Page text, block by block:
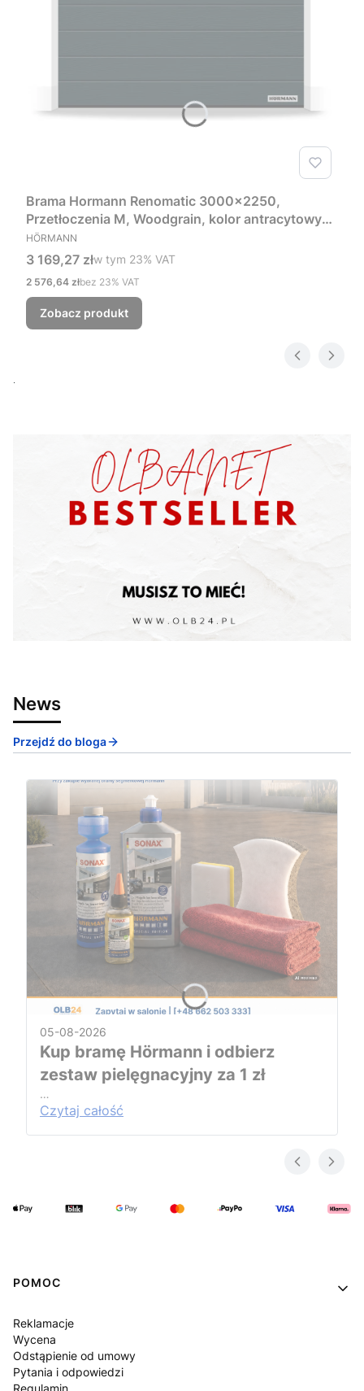
Brama Hormann Renomatic 3000x2250,
Przetłoczenia M, Woodgrain, kolor antracytowy
RAL 7016 + Prowadzenie Z
PRODUCENT
HÖRMANN
Cena brutto
3 169,27 złw tym %s VAT
w tym 23% VAT
Cena netto
2 576,64 złbez 23% VAT
Zobacz produkt
News
Przejdź do bloga
05-08-2026
Kup bramę Hörmann i odbierz
zestaw pielęgnacyjny za 1 zł
…
Czytaj całość
Linki w stopce
POMOC
Reklamacje
Wycena
Odstąpienie od umowy
Pytania i odpowiedzi
Regulamin